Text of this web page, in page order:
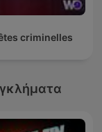
criminelles